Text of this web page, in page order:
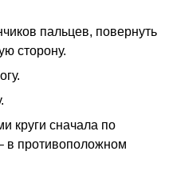
пальцев, повернуть
сторону.
круги сначала по
в противоположном